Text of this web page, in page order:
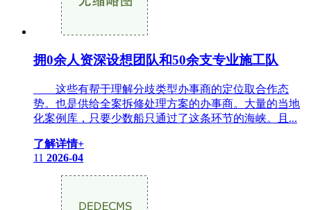
拥0余人资深设想团队和50余支专业施工队
这些有帮于理解分歧类型办事商的定位取合作态
势。也是供给全案拆修处理方案的办事商。大量的当地
化案例库，只要少数船只通过了这条环节的海峡。且...
了解详情+
11 2026-04